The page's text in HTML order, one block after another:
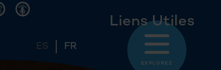
ES FR
EXPLOREZ
Liens Utiles